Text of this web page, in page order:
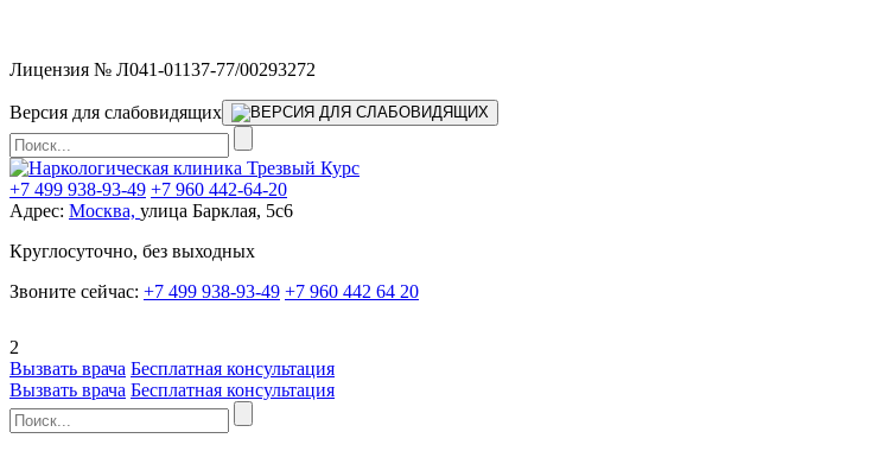
Лицензия № Л041-01137-77/00293272
Версия для слабовидящих
+7 499 938-93-49 +7 960 442-64-20
Адрес: Москва, улица Барклая, 5с6
Круглосуточно, без выходных
Звоните сейчас: +7 499 938-93-49 +7 960 442 64 20
2
Вызвать врача Бесплатная консультация
Вызвать врача Бесплатная консультация